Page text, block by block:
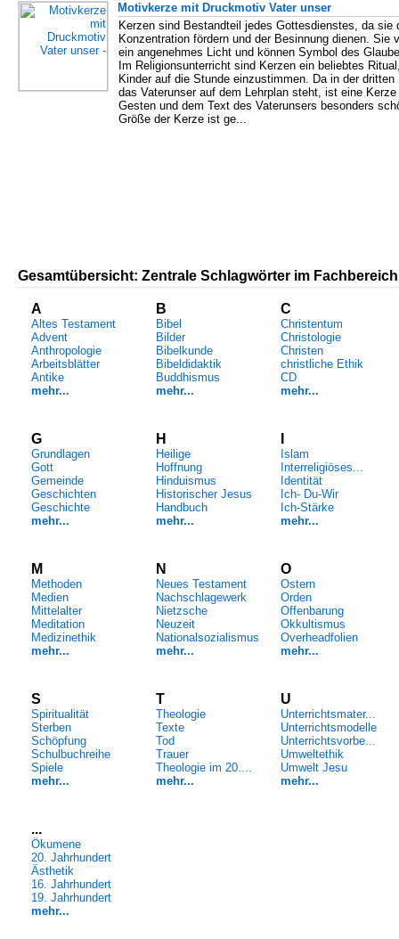
Motivkerze mit Druckmotiv Vater unser
Kerzen sind Bestandteil jedes Gottesdienstes, da sie
Konzentration fördern und der Besinnung dienen. Sie
ein angenehmes Licht und können Symbol des
Im Religionsunterricht sind Kerzen ein beliebtes
Kinder auf die Stunde einzustimmen. Da in der dritten
das Vaterunser auf dem Lehrplan steht, ist eine
Gesten und dem Text des Vaterunsers besonders
Größe der Kerze ist ge...
Gesamtübersicht: Zentrale Schlagwörter im
A
Altes Testament
Advent
Anthropologie
Arbeitsblätter
Antike
mehr...
B
Bibel
Bilder
Bibelkunde
Bibeldidaktik
Buddhismus
mehr...
C
Christentum
Christologie
Christen
christliche Ethik
CD
mehr...
G
Grundlagen
Gott
Gemeinde
Geschichten
Geschichte
mehr...
H
Heilige
Hoffnung
Hinduismus
Historischer Jesus
Handbuch
mehr...
Islam
Interreligiöses...
Identität
Ich- Du-Wir
Ich-Stärke
mehr...
M
Methoden
Medien
Mittelalter
Meditation
Medizinethik
mehr...
N
Neues Testament
Nachschlagewerk
Nietzsche
Neuzeit
Nationalsozialismus
mehr...
O
Ostern
Orden
Offenbarung
Okkultismus
Overheadfolien
mehr...
S
Spiritualität
Sterben
Schöpfung
Schulbuchreihe
Spiele
mehr...
T
Theologie
Texte
Tod
Trauer
Theologie im 20....
mehr...
U
Unterrichtsmater...
Unterrichtsmodelle
Unterrichtsvorbe...
Umweltethik
Umwelt Jesu
mehr...
...
Ökumene
20. Jahrhundert
Ästhetik
16. Jahrhundert
19. Jahrhundert
mehr...